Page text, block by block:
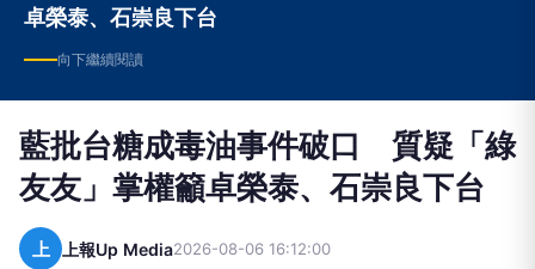
卓榮泰、石崇良下台
向下繼續閱讀
藍批台糖成毒油事件破口 質疑「綠
友友」掌權籲卓榮泰、石崇良下台
上 上報Up Media2026-08-06 16:12:00